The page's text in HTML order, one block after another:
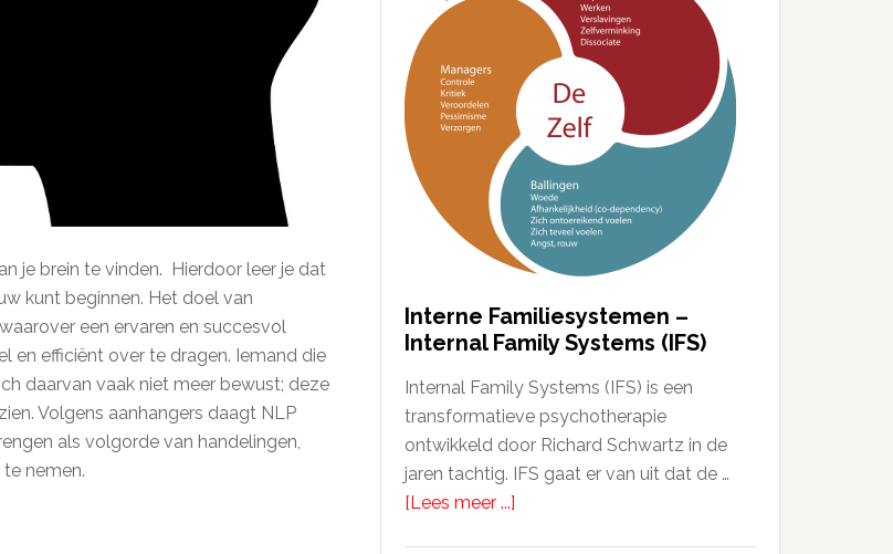
je brein te vinden. Hierdoor leer je dat
kunt beginnen. Het doel van
een ervaren en succesvol
en efficiënt over te dragen. Iemand die
daarvan vaak niet meer bewust; deze
Volgens aanhangers daagt NLP
als volgorde van handelingen,
nemen.
Interne Familiesystemen –
Internal Family Systems (IFS)
Internal Family Systems (IFS) is een
transformatieve psychotherapie
ontwikkeld door Richard Schwartz in de
jaren tachtig. IFS gaat er van uit dat de …
[Lees meer ...]